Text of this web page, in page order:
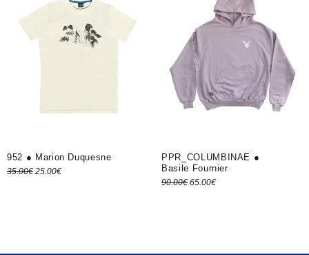
952 ● Marion Duquesne
35.00€ Le prix
25.00€Le prix
PPR_COLUMBINAE ●
Basile Fournier
90.00€ Le prix
65.00€Le prix